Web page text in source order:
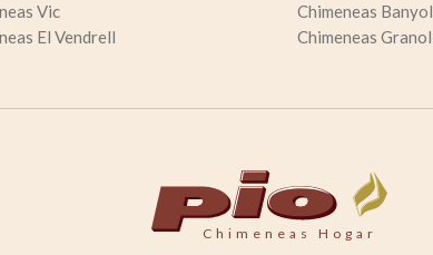
Vic
Chimeneas
El Vendrell
Chimeneas
Chimeneas Hogar